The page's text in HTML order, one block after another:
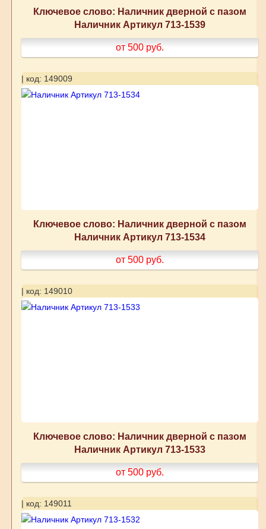
Ключевое слово: Наличник дверной с пазом
Наличник Артикул 713-1539
от 500 руб.
| код: 149009
Ключевое слово: Наличник дверной с пазом
Наличник Артикул 713-1534
от 500 руб.
| код: 149010
Ключевое слово: Наличник дверной с пазом
Наличник Артикул 713-1533
от 500 руб.
| код: 149011